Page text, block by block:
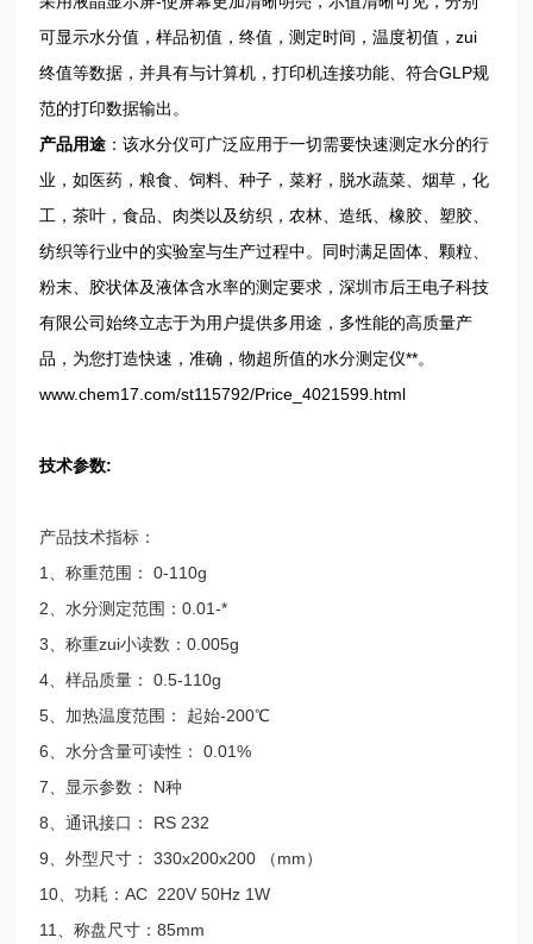
可显示水分值，样品初值，终值，测定时间，温度初值，zui
终值等数据，并具有与计算机，打印机连接功能、符合GLP规
范的打印数据输出。
产品用途 ：该水分仪可广泛应用于一切需要快速测定水分的行
业，如医药，粮食、饲料、种子，菜籽，脱水蔬菜、烟草，化
工，茶叶，食品、肉类以及纺织，农林、造纸、橡胶、塑胶、
纺织等行业中的实验室与生产过程中。同时满足固体、颗粒、
粉末、胶状体及液体含水率的测定要求，深圳市后王电子科技
有限公司始终立志于为用户提供多用途，多性能的高质量产
品，为您打造快速，准确，物超所值的水分测定仪**。
www.chem17.com/st115792/Price_4021599.html
技术参数:
产品技术指标：
1、称重范围： 0-110g
2、水分测定范围：0.01-*
3、称重zui小读数：0.005g
4、样品质量： 0.5-110g
5、加热温度范围： 起始-200℃
6、水分含量可读性： 0.01%
7、显示参数： N种
8、通讯接口： RS 232
9、外型尺寸： 330x200x200 （mm）
10、功耗：AC 220V 50Hz 1W
11、称盘尺寸：85mm